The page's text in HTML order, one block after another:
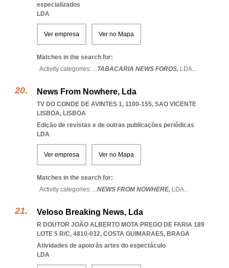
especializados
LDA
Ver empresa Ver no Mapa
Matches in the search for:
Activity categories: ...TABACARIA NEWS FOROS, LDA...
News From Nowhere, Lda
TV DO CONDE DE AVINTES 1, 1100-155, SAO VICENTE
LISBOA, LISBOA
Edição de revistas e de outras publicações periódicas
LDA
Ver empresa Ver no Mapa
Matches in the search for:
Activity categories: ...NEWS FROM NOWHERE, LDA...
Veloso Breaking News, Lda
R DOUTOR JOÃO ALBERTO MOTA PREGO DE FARIA 189
LOTE 5 R/C, 4810-032, COSTA GUIMARAES, BRAGA
Atividades de apoio às artes do espectáculo
LDA